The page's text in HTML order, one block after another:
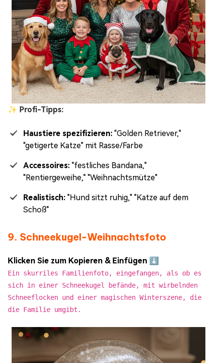
✨ Profi-Tipps:
Haustiere spezifizieren: "Golden Retriever,"
"getigerte Katze" mit Rasse/Farbe
Accessoires: "festliches Bandana,"
"Rentiergeweihe," "Weihnachtsmütze"
Realistisch: "Hund sitzt ruhig," "Katze auf dem
Schoß"
9. Schneekugel-Weihnachtsfoto
Klicken Sie zum Kopieren & Einfügen ⬇️
Ein skurriles Familienfoto, eingefangen, als ob es
sich in einer Schneekugel befände, mit wirbelnden
Schneeflocken und einer magischen Winterszene, die
die Familie umgibt.